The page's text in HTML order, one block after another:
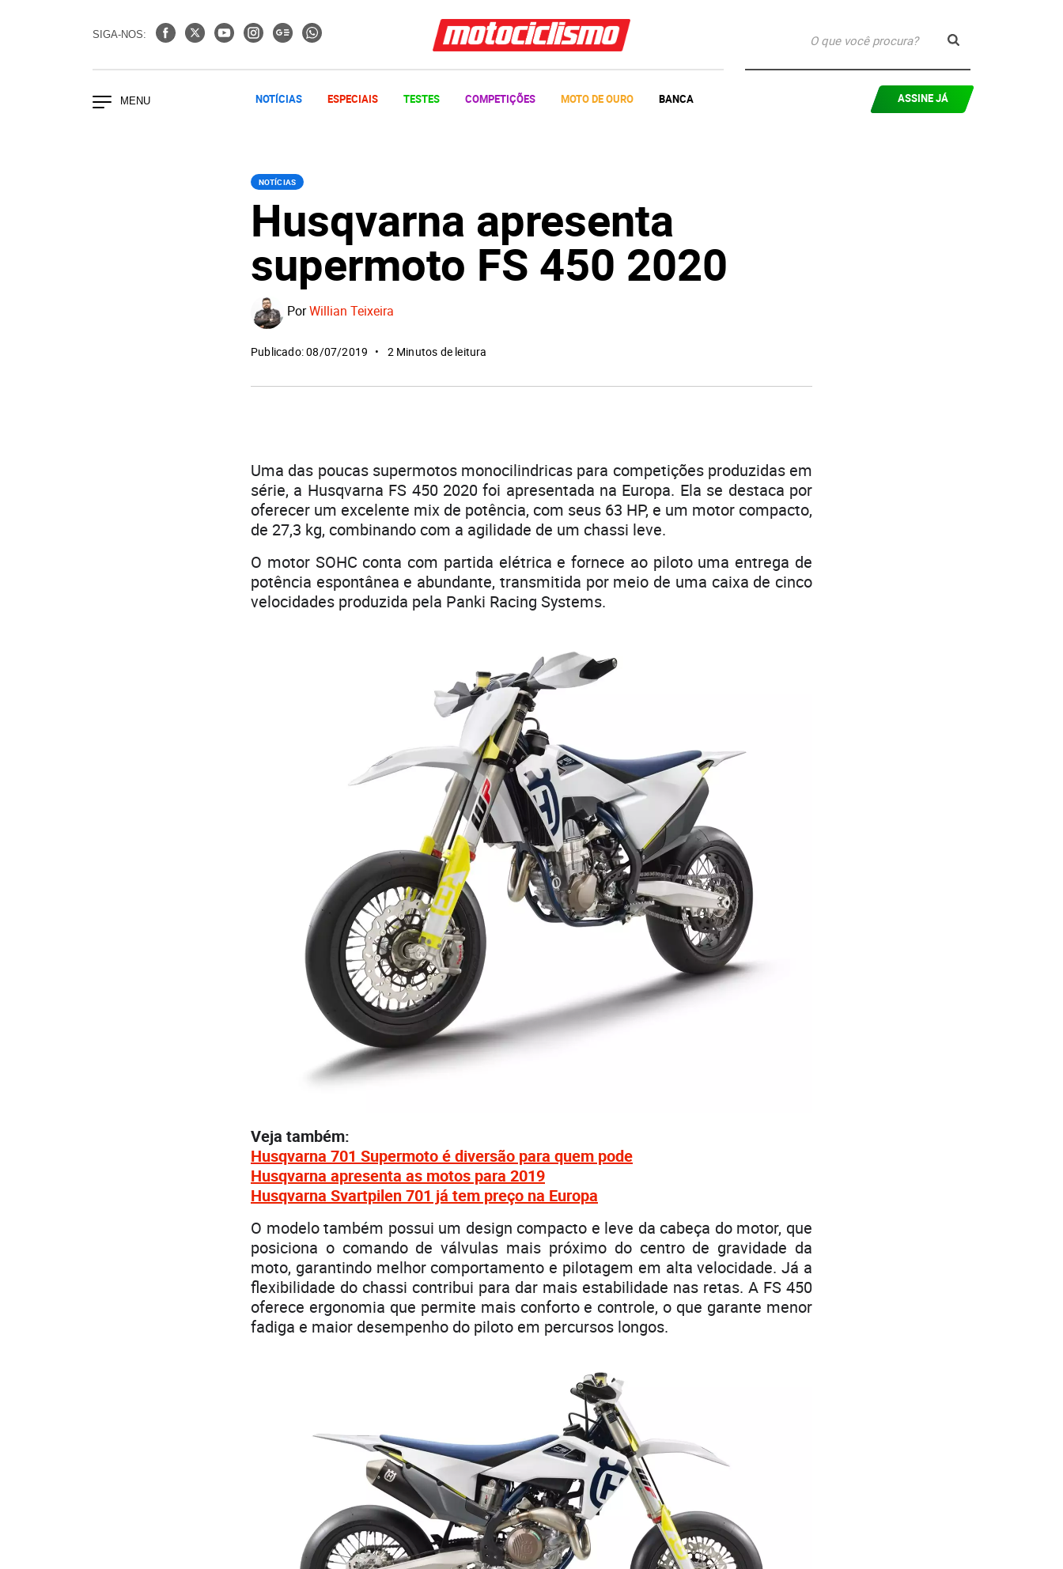
SIGA-NOS:
NOTÍCIAS ESPECIAIS TESTES COMPETIÇÕES MOTO DE OURO BANCA ASSINE JÁ
NOTÍCIAS
Husqvarna apresenta
supermoto FS 450 2020
PorWillian Teixeira
Publicado: 08/07/2019 2 Minutos de leitura
Uma das poucas supermotos monocilindricas para competições produzidas em
série, a Husqvarna FS 450 2020 foi apresentada na Europa. Ela se destaca por
oferecer um excelente mix de potência, com seus 63 HP, e um motor compacto,
de 27,3 kg, combinando com a agilidade de um chassi leve.
O motor SOHC conta com partida elétrica e fornece ao piloto uma entrega de
potência espontânea e abundante, transmitida por meio de uma caixa de cinco
velocidades produzida pela Panki Racing Systems.
Veja também:
Husqvarna 701 Supermoto é diversão para quem pode
Husqvarna apresenta as motos para 2019
Husqvarna Svartpilen 701 já tem preço na Europa
O modelo também possui um design compacto e leve da cabeça do motor, que
posiciona o comando de válvulas mais próximo do centro de gravidade da
moto, garantindo melhor comportamento e pilotagem em alta velocidade. Já a
flexibilidade do chassi contribui para dar mais estabilidade nas retas. A FS 450
oferece ergonomia que permite mais conforto e controle, o que garante menor
fadiga e maior desempenho do piloto em percursos longos.